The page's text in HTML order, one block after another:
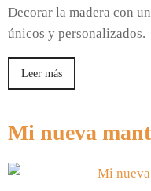
Decorar la madera con
únicos y personalizados.
Leer más
Mi nueva